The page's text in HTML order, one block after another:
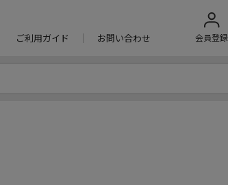
ご利用ガイド お問い合わせ 会員登録